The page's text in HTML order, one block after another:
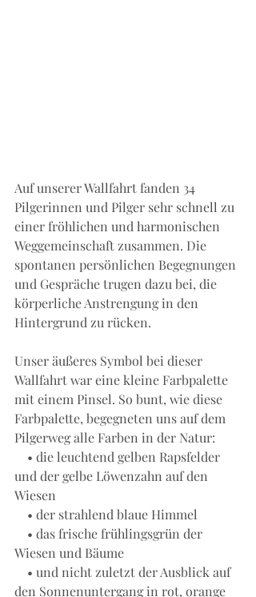
Auf unserer Wallfahrt fanden 34
Pilgerinnen und Pilger sehr schnell zu
einer fröhlichen und harmonischen
Weggemeinschaft zusammen. Die
spontanen persönlichen Begegnungen
und Gespräche trugen dazu bei, die
körperliche Anstrengung in den
Hintergrund zu rücken.
Unser äußeres Symbol bei dieser
Wallfahrt war eine kleine Farbpalette
mit einem Pinsel. So bunt, wie diese
Farbpalette, begegneten uns auf dem
Pilgerweg alle Farben in der Natur:
und der gelbe Löwenzahn auf den
Wiesen
    • der strahlend blaue Himmel
Wiesen und Bäume
den Sonnenuntergang in rot, orange